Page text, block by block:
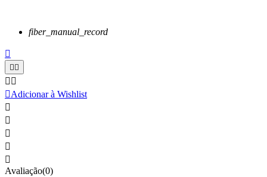
fiber_manual_record

 
 
Adicionar à Wishlist





Avaliação(0)